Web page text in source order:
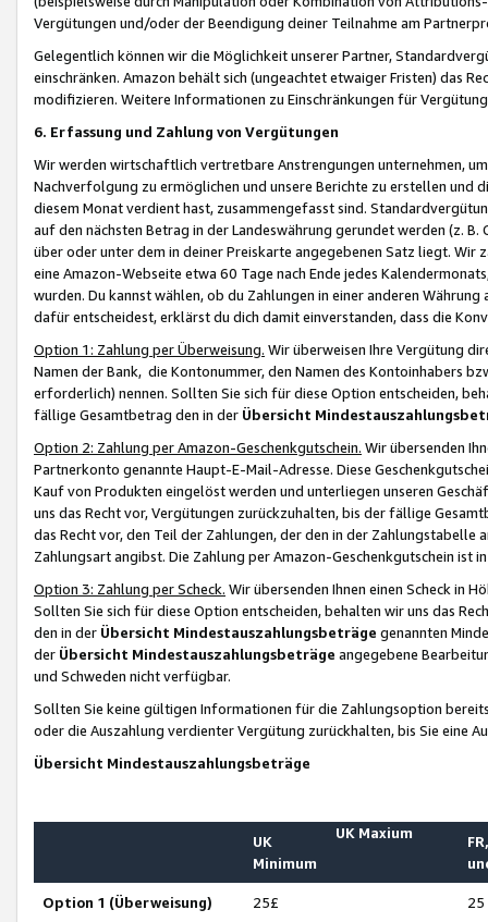
Vergütungen und/oder der Beendigung deiner Teilnahme am
Gelegentlich können wir die Möglichkeit unserer Partner,
einschränken. Amazon behält sich (ungeachtet etwaiger Fristen) das
modifizieren. Weitere Informationen zu Einschränkungen für
6. Erfassung und Zahlung von Vergütungen
Wir werden wirtschaftlich vertretbare Anstrengungen unternehmen,
Nachverfolgung zu ermöglichen und unsere Berichte zu erstellen und
diesem Monat verdient hast, zusammengefasst sind.
auf den nächsten Betrag in der Landeswährung gerundet werden (z.
über oder unter dem in deiner Preiskarte angegebenen Satz liegt.
eine Amazon-Webseite etwa 60 Tage nach Ende jedes
wurden. Du kannst wählen, ob du Zahlungen in einer anderen
dafür entscheidest, erklärst du dich damit einverstanden, dass die
Option 1: Zahlung per Überweisung. Wir überweisen Ihre Vergütung
Namen der Bank, die Kontonummer, den Namen des Kontoinhabers
erforderlich) nennen. Sollten Sie sich für diese Option entscheiden,
fällige Gesamtbetrag den in der Übersicht
Option 2: Zahlung per Amazon-Geschenkgutschein. Wir übersenden
Partnerkonto genannte Haupt-E-Mail-Adresse. Diese
Kauf von Produkten eingelöst werden und unterliegen unseren
uns das Recht vor, Vergütungen zurückzuhalten, bis der fällige
das Recht vor, den Teil der Zahlungen, der den in der
Zahlungsart angibst. Die Zahlung per Amazon-Geschenkgutschein ist
Option 3: Zahlung per Scheck. Wir übersenden Ihnen einen Scheck in
Sollten Sie sich für diese Option entscheiden, behalten wir uns das
den in der Übersicht Mindestauszahlungsbeträge genannten
der Übersicht Mindestauszahlungsbeträge angegebene
und Schweden nicht verfügbar.
Sollten Sie keine gültigen Informationen für die Zahlungsoption
oder die Auszahlung verdienter Vergütung zurückhalten, bis Sie
Übersicht Mindestauszahlungsbeträge
UK
Minimum
UK Maxium
Option 1 (Überweisung) 25£ 25